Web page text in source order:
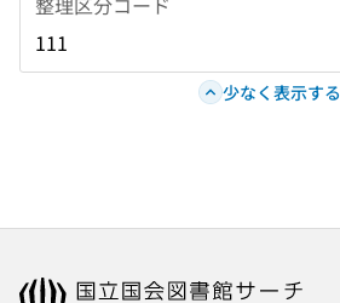
111
少なく表示する